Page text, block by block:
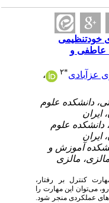
خودتنظیمی
و
عزآبادی* ۲
،
دانشکده علوم
علوم
آموزش و
مالزی
کنترل بر رفتار،
این مهارت را
عملکردی منجر شود.